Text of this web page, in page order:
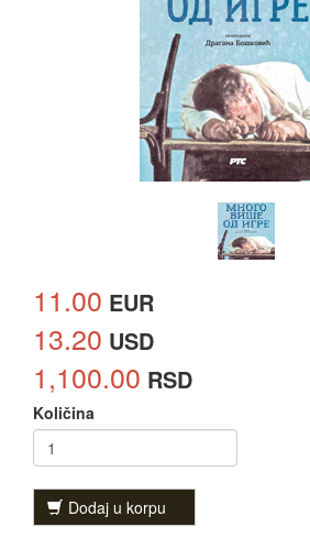
11.00 EUR
13.20 USD
1,100.00 RSD
Količina
Dodaj u korpu